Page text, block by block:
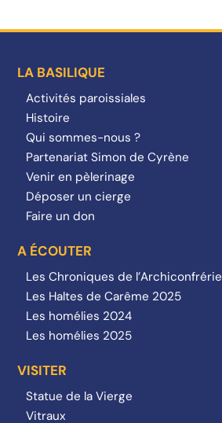
LA BASILIQUE
Activités paroissiales
Histoire
Qui sommes-nous ?
Partenariat Simon de Cyrène
Venir en pèlerinage
Déposer un cierge
Faire un don
A ÉCOUTER
Les Chroniques de l’Archiconfrérie
Les Haltes de Carême 2025
Les homélies 2024
Les homélies 2025
VISITER
Statue de la Vierge
Vitraux